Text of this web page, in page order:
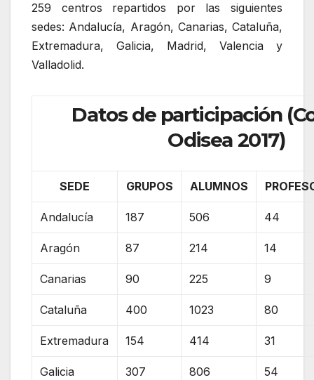
259 centros repartidos por las siguientes
sedes: Andalucía, Aragón, Canarias, Cataluña,
Extremadura, Galicia, Madrid, Valencia y
Valladolid.
Datos de participación
Odisea 2017)
SEDE GRUPOS ALUMNOS
Andalucía 187 506 44
Aragón 87 214 14
Canarias 90 225 9
Cataluña 400 1023 80
Extremadura 154 414 31
Galicia 307 806 54